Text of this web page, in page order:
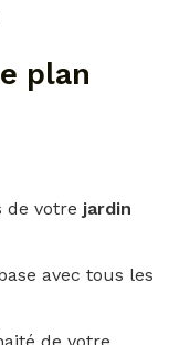
plan
de votre jardin
avec tous les